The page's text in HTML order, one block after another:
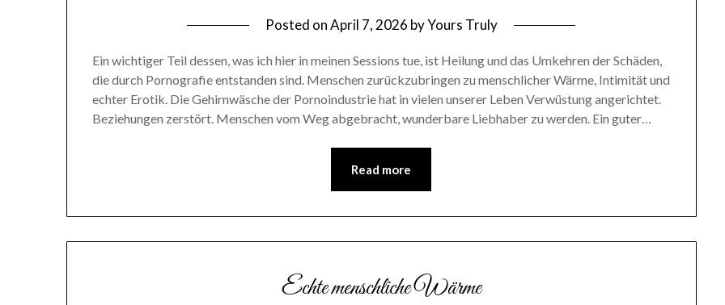
Posted onApril 7, 2026 byYours Truly
Ein wichtiger Teil dessen, was ich hier in meinen Sessions tue, ist Heilung und das Umkehren der Schäden,
die durch Pornografie entstanden sind. Menschen zurückzubringen zu menschlicher Wärme, Intimität und
echter Erotik. Die Gehirnwäsche der Pornoindustrie hat in vielen unserer Leben Verwüstung angerichtet.
Beziehungen zerstört. Menschen vom Weg abgebracht, wunderbare Liebhaber zu werden. Ein guter…
Read more
Echte menschliche Wärme